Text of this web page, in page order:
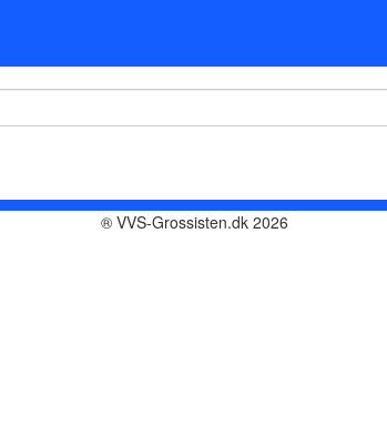
® VVS-Grossisten.dk 2026